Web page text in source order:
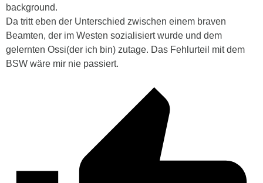
background.
Da tritt eben der Unterschied zwischen einem braven
Beamten, der im Westen sozialisiert wurde und dem
gelernten Ossi(der ich bin) zutage. Das Fehlurteil mit dem
BSW wäre mir nie passiert.